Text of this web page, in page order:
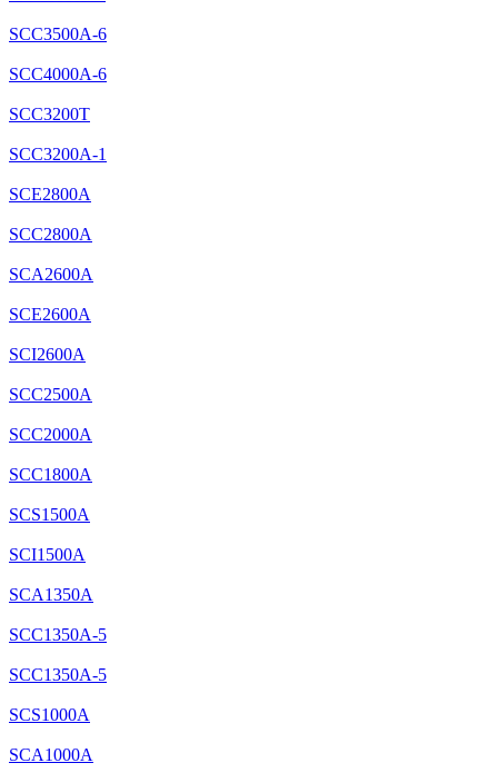
SCC3500A-6
SCC4000A-6
SCC3200T
SCC3200A-1
SCE2800A
SCC2800A
SCA2600A
SCE2600A
SCI2600A
SCC2500A
SCC2000A
SCC1800A
SCS1500A
SCI1500A
SCA1350A
SCC1350A-5
SCC1350A-5
SCS1000A
SCA1000A